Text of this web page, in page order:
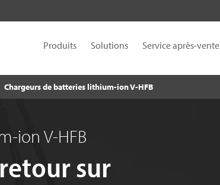
Produits Solutions Service après-vente
Chargeurs de batteries lithium-ion V-HFB
ion V-HFB
sur